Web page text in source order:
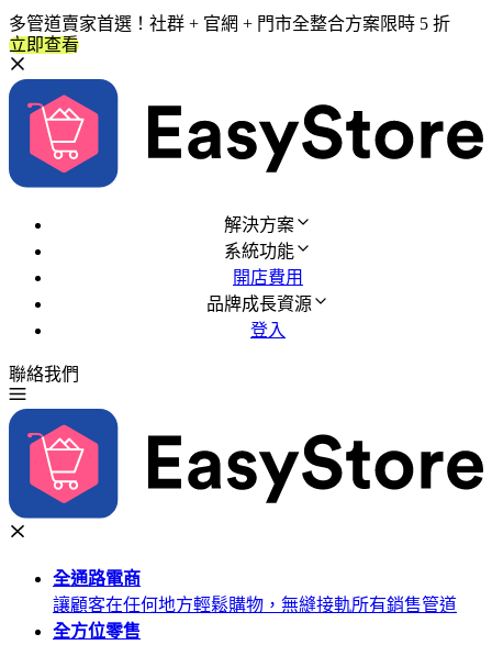
多管道賣家首選！社群 + 官網 + 門市全整合方案限時 5 折
立即查看
解決方案
系統功能
開店費用
品牌成長資源
登入
聯絡我們
全通路電商
讓顧客在任何地方輕鬆購物，無縫接軌所有銷售管道
全方位零售